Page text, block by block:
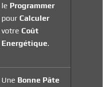
le Programmer
pour Calculer
votre Coût
Energétique.
Une Bonne Pâte